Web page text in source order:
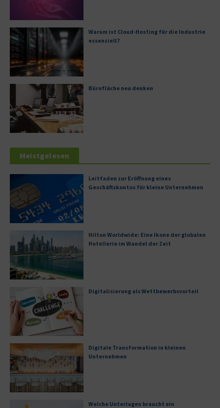
Warum ist Cloud-Hosting für die Industrie
essenziell?
Bürofläche neu denken
Meistgelesen
Leitfaden zur Eröffnung eines
Geschäftskontos für kleine Unternehmen
Hilton Worldwide: Eine Ikone der globalen
Hotellerie im Wandel der Zeit
Digitalisierung als Wettbewerbsvorteil
Digitale Transformation in kleinen
Unternehmen
Welche Unterlagen braucht ein